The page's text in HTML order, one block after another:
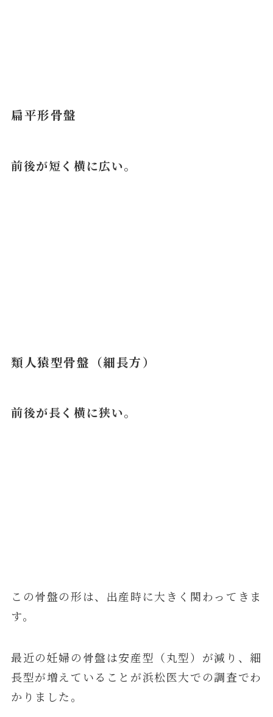
扁平形骨盤
前後が短く横に広い。
類人猿型骨盤（細長方）
前後が長く横に狭い。
この骨盤の形は、出産時に大きく関わってきま
す。
最近の妊婦の骨盤は安産型（丸型）が減り、細
長型が増えていることが浜松医大での調査でわ
かりました。